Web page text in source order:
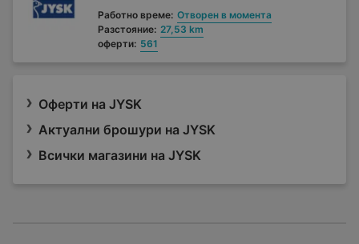
Работно време: Отворен в момента
Разстояние: 27,53 km
оферти: 561
Оферти на JYSK
Актуални брошури на JYSK
Всички магазини на JYSK